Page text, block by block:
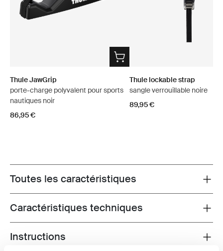
Thule JawGrip
porte-charge polyvalent pour sports
nautiques noir
86,95 €
Thule lockable strap
sangle verrouillable noire
89,95 €
Toggle features
Toutes les caractéristiques
Toggle techspec
Caractéristiques techniques
Toggle guides and instructions
Instructions